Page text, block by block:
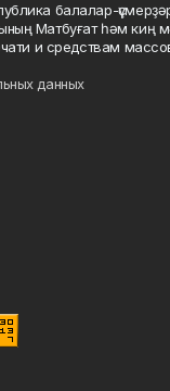
балалар-
Матбуғат һәм киң
и средствам
данных